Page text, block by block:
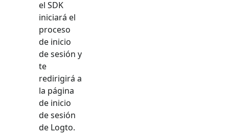
el SDK
iniciará el
proceso
de inicio
de sesión y
te
redirigirá a
la página
de inicio
de sesión
de Logto.